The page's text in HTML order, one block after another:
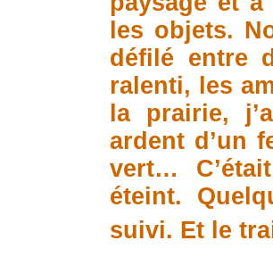
les objets.
défilé entre
ralenti, les
la prairie,
ardent d’un
vert…
éteint.
suivi. Et le